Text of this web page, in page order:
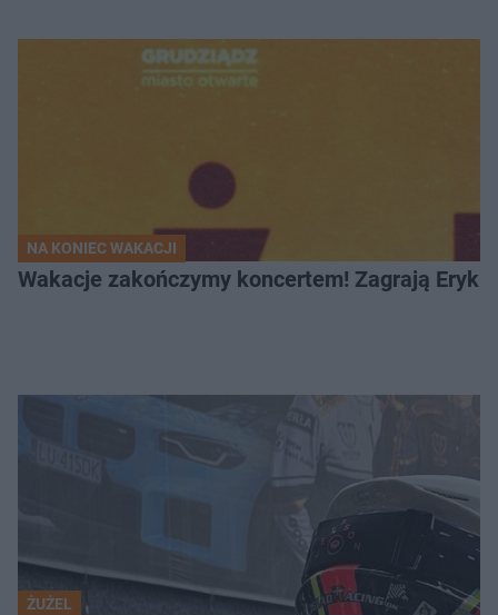
NA KONIEC WAKACJI
Wakacje zakończymy koncertem! Zagrają Eryk
ŻUŻEL